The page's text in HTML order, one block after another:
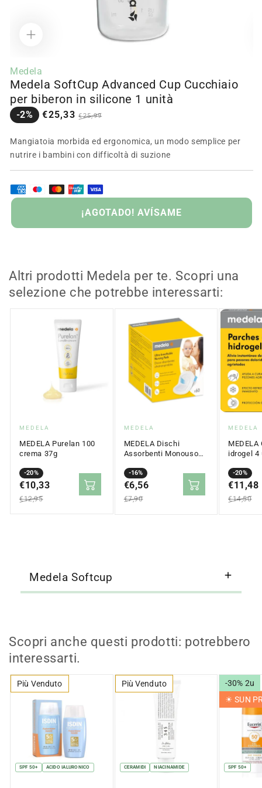
media
1
in
modalità
Medela
Medela SoftCup Advanced Cup Cucchiaio
per biberon in silicone 1 unità
-2% Prezzo
saldo
€25,33 Prezzo
€25,99
Mangiatoia morbida ed ergonomica, un modo semplice per
nutrire i bambini con difficoltà di suzione
¡AGOTADO! AVÍSAME
Altri prodotti Medela per te. Scopri una
selezione che potrebbe interessarti:
Fornitore:
MEDELA
MEDELA Purelan 100
crema 37g
-20%
Prezzo
in
€10,33
Prezzo
normale
€12,95
Fornitore:
MEDELA
MEDELA Dischi
Assorbenti Monouso
Unità
-16%
Prezzo
in
€6,56
Prezzo
normale
€7,90
MEDELA
idrogel 4
-20%
Prezzo
in
€11,48
Prezzo
normale
€14,50
Medela Softcup
Scopri anche questi prodotti: potrebbero
interessarti.
Più Venduto
SPF 50+ ACIDO IALURONICO
Più Venduto
CERAMIDI NIACINAMIDE
-30% 2u
☀︎ SUN
SPF 50+